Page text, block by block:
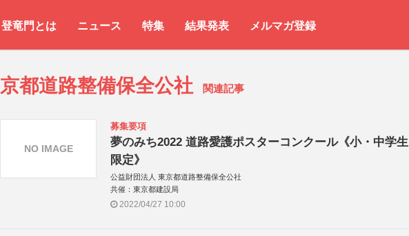
登竜門とは ニュース 特集 結果発表 メルマガ登録
京都道路整備保全公社 関連記事
募集要項
夢のみち2022 道路愛護ポスターコンクール《小・中学生
限定》
公益財団法人 東京都道路整備保全公社
共催：東京都建設局
2022/04/27 10:00
NO IMAGE